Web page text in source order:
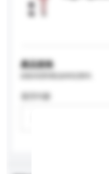
產品規格
適用年齡